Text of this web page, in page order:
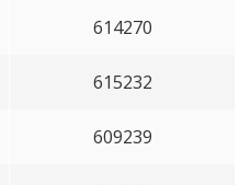
614270
615232
609239